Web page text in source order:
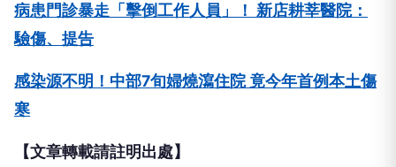
病患門診暴走「擊倒工作人員」！ 新店耕莘醫院：
驗傷、提告
感染源不明！中部7旬婦燒瀉住院 竟今年首例本土傷
寒
【文章轉載請註明出處】